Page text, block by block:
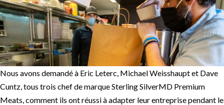
Nous avons demandé à Eric Leterc, Michael Weisshaupt et Dave
Cuntz, tous trois chef de marque Sterling SilverMD Premium
Meats, comment ils ont réussi à adapter leur entreprise pendant le